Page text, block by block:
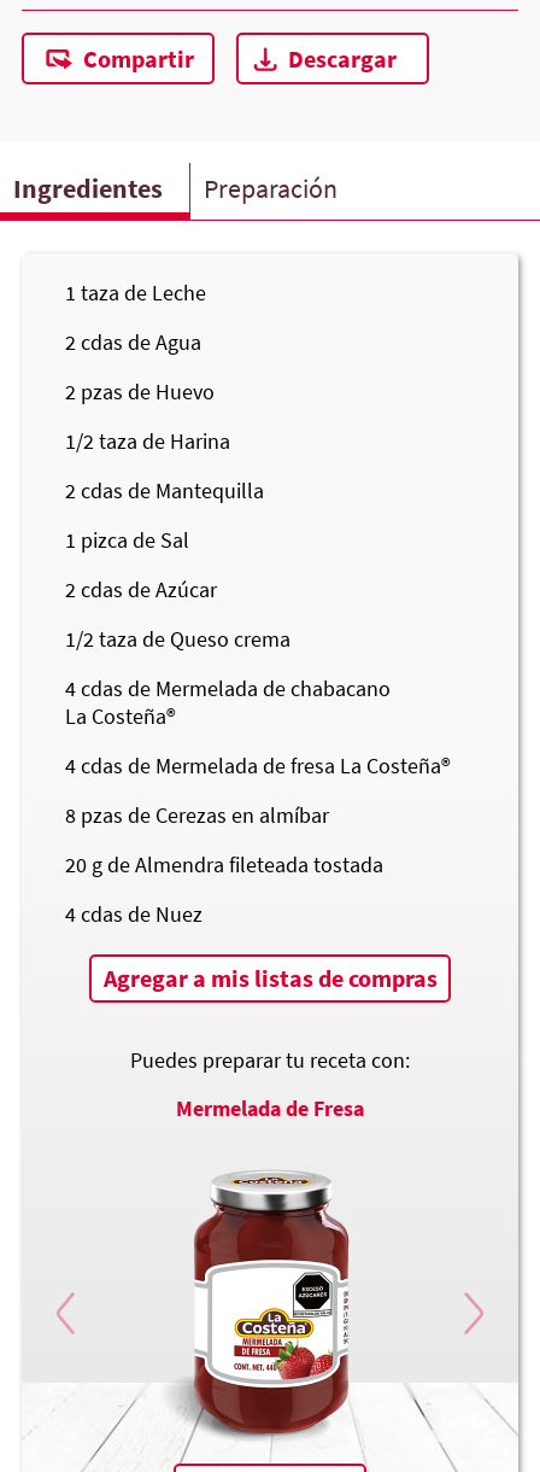
Compartir Descargar
Ingredientes Preparación
1 taza de Leche
2cdas de Agua
2 pzas de Huevo
1/2taza de Harina
2cdas de Mantequilla
1 pizca de Sal
2cdas de Azúcar
1/2taza de Queso crema
4cdas de Mermelada de chabacano
La Costeña®
4cdas de Mermelada de fresa La Costeña®
8 pzas de Cerezas en almíbar
20 g de Almendra fileteada tostada
4cdas de Nuez
Agregar a mis listas de compras
Puedes preparar tu receta con:
Mermelada de Fresa